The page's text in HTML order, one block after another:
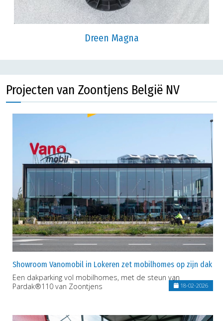
Dreen Magna
Projecten van Zoontjens België NV
Showroom Vanomobil in Lokeren zet mobilhomes op zijn dak
Een dakparking vol mobilhomes, met de steun van
Pardak®110 van Zoontjens
18-02-2026